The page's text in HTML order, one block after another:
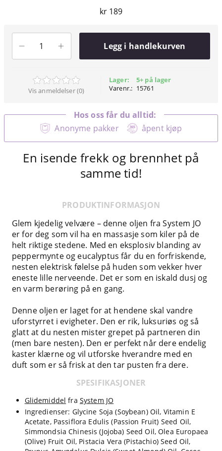
kr 189
Legg i handlekurven
Vis anmeldelser (0)
Lager:
Varenr.:
5+ på lager
15761
Anonyme pakker åpent kjøp
Hos oss får du alltid:
En isende frekk og brennhet på
samme tid!
PRODUKTINFORMASJON
Glem kjedelig velvære – denne oljen fra System JO
er for deg som vil ha en massasje som kiler på de
helt riktige stedene. Med en eksplosiv blanding av
peppermynte og eucalyptus får du en forfriskende,
nesten elektrisk følelse på huden som vekker hver
eneste lille nerveende. Det er som en iskald dusj og
en varm berøring på en gang.
Denne oljen er laget for at hendene skal vandre
uforstyrret i evigheter. Den er rik, luksuriøs og så
glatt at du nesten mister grepet på partneren din
(men bare nesten). Den er perfekt når dere endelig
kaster klærne og vil utforske hverandre med en
duft som er så frisk at den tar pusten fra dere.
SPESIFIKASJONER
Glidemiddel fra System JO
Ingredienser: Glycine Soja (Soybean) Oil, Vitamin E
Acetate, Passiflora Edulis (Passion Fruit) Seed Oil,
Simmondsia Chinesis (Jojoba) Seed Oil, Olea Europaea
(Olive) Fruit Oil, Pistacia Vera (Pistachio) Seed Oil,